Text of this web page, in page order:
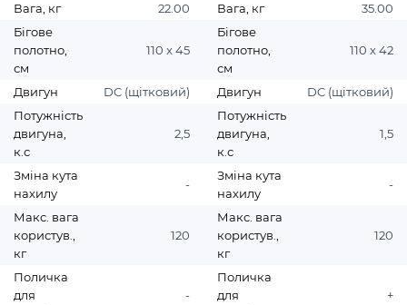
Вага, кг
22.00
Бігове
полотно,
см
110 x 45
Двигун
DC (щітковий)
Потужність
двигуна,
к.с
2,5
Зміна кута
нахилу
-
Макс. вага
користув.,
кг
120
Поличка
для
-
Вага, кг
35.00
Бігове
полотно,
см
110 х 42
Двигун
DC (щітковий)
Потужність
двигуна,
к.с
1,5
Зміна кута
нахилу
-
Макс. вага
користув.,
кг
120
Поличка
для
+